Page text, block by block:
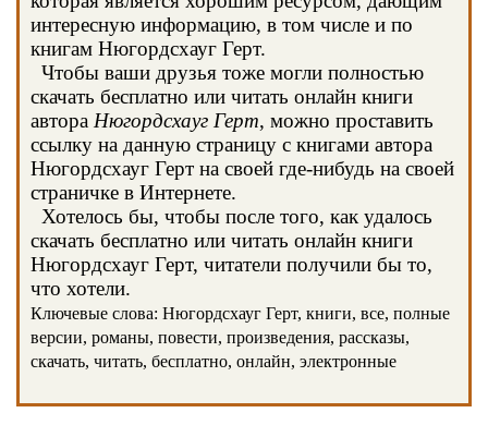
интересную информацию, в том числе и по
книгам Нюгордсхауг Герт.
Чтобы ваши друзья тоже могли полностью
скачать бесплатно или читать онлайн книги
автора Нюгордсхауг Герт, можно проставить
ссылку на данную страницу с книгами автора
Нюгордсхауг Герт на своей где-нибудь на своей
страничке в Интернете.
Хотелось бы, чтобы после того, как удалось
скачать бесплатно или читать онлайн книги
Нюгордсхауг Герт, читатели получили бы то,
что хотели.
Ключевые слова: Нюгордсхауг Герт, книги, все, полные
версии, романы, повести, произведения, рассказы,
скачать, читать, бесплатно, онлайн, электронные